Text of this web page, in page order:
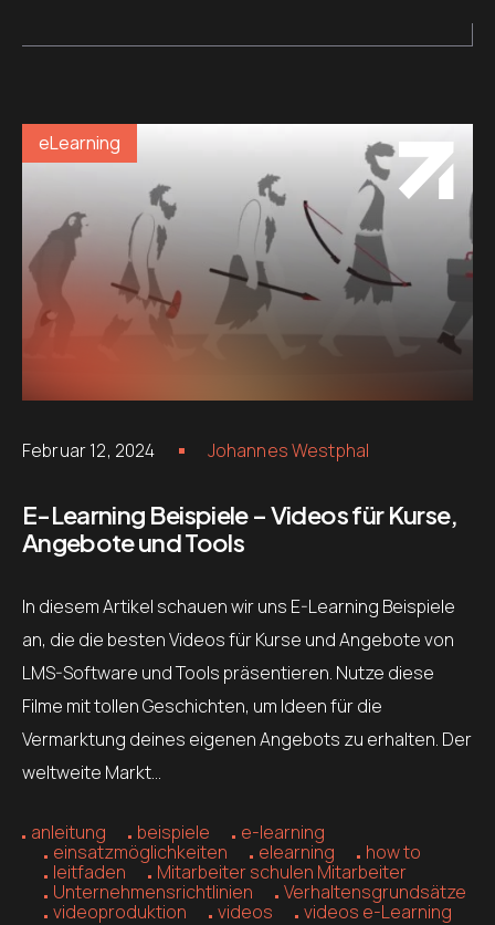
eLearning
Februar 12, 2024 Johannes Westphal
E-Learning Beispiele – Videos für Kurse,
Angebote und Tools
In diesem Artikel schauen wir uns E-Learning Beispiele
an, die die besten Videos für Kurse und Angebote von
LMS-Software und Tools präsentieren. Nutze diese
Filme mit tollen Geschichten, um Ideen für die
Vermarktung deines eigenen Angebots zu erhalten. Der
weltweite Markt…
anleitung beispiele
e-learning
einsatzmöglichkeiten
elearning
how to
leitfaden
Mitarbeiter schulen Mitarbeiter
Unternehmensrichtlinien
Verhaltensgrundsätze
videoproduktion
videos videos e-Learning